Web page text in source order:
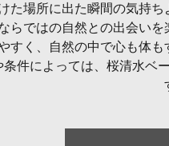
た場所に出た瞬間の気持
らではの自然との出会い
すく、自然の中で心も体
条件によっては、桜清水ベ